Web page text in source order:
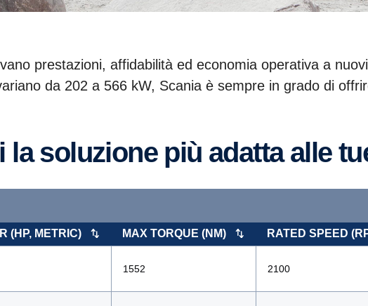
prestazioni, affidabilità ed economia operativa a
da 202 a 566 kW, Scania è sempre in grado di
la soluzione più adatta alle
(HP, METRIC) MAX TORQUE (NM) RATED SPEED
1552 2100